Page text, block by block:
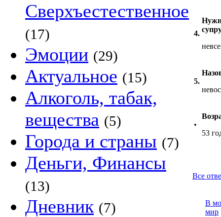
Сверхъестественное
(17)
Эмоции (29)
Актуальное (15)
Алкоголь, табак,
вещества (5)
Города и страны (7)
Деньги, Финансы
(13)
Дневник (7)
4.
5.
•
53
Все
В
мир